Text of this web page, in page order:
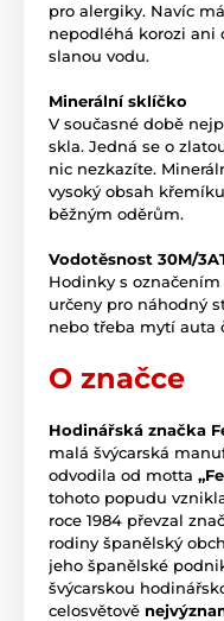
pro alergiky. Navíc
nepodléhá korozi ani
slanou vodu.
Minerální sklíčko
V současné době
skla. Jedná se o
nic nezkazíte.
vysoký obsah
běžným oděrům.
Vodotěsnost 30M/
Hodinky s
určeny pro náhodný
nebo třeba mytí auta
O značce
Hodinářská značka
malá švýcarská
odvodila od motta
tohoto popudu
roce 1984 převzal
rodiny španělský
jeho španělské
švýcarskou
celosvětově